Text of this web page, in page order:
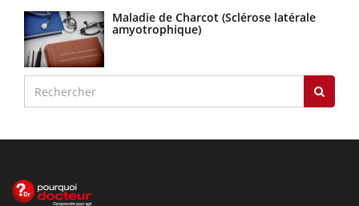
Maladie de Charcot (Sclérose latérale
amyotrophique)